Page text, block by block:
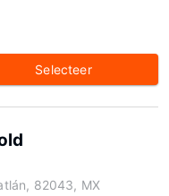
Selecteer
82043, MX